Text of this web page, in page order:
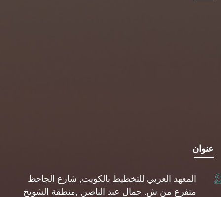
عنوان
المعهد العربي للتخطيط بالكويت, شارع الجاحظ
متفرع من ش. جمال عبد الناصر, ,منطقة الشويخ